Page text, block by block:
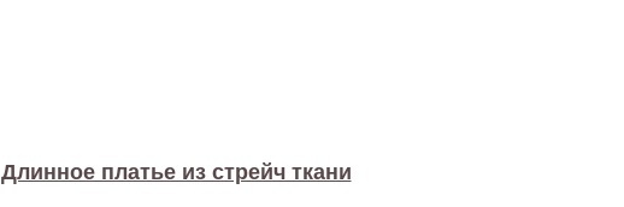
Длинное платье из стрейч ткани